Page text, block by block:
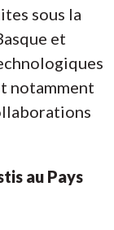
sous la
et
notamment
au Pays